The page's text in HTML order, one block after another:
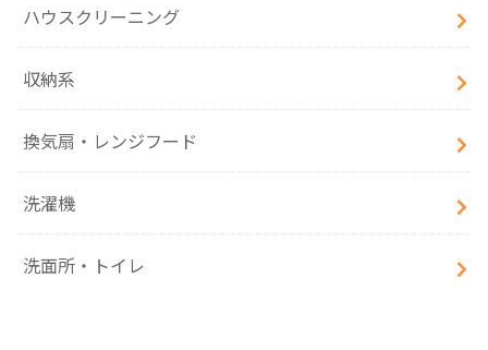
ハウスクリーニング
収納系
換気扇・レンジフード
洗濯機
洗面所・トイレ